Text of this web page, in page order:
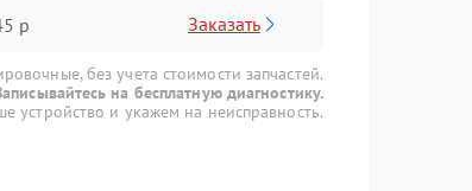
р Заказать
без учета стоимости запчастей.
на бесплатную диагностику.
устройство и укажем на неисправность.